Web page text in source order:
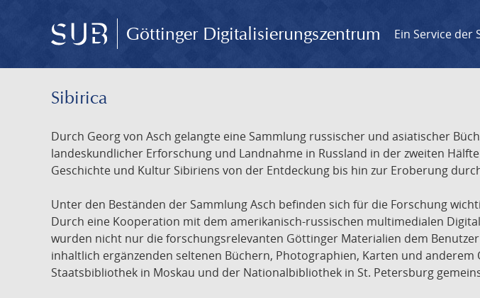
Göttinger Digitalisierungszentrum Ein Service der
Sibirica
Durch Georg von Asch gelangte eine Sammlung russischer und asiatischer
landeskundlicher Erforschung und Landnahme in Russland in der zweiten
Geschichte und Kultur Sibiriens von der Entdeckung bis hin zur Eroberung
Unter den Beständen der Sammlung Asch befinden sich für die Forschung
Durch eine Kooperation mit dem amerikanisch-russischen multimedialen
wurden nicht nur die forschungsrelevanten Göttinger Materialien dem
inhaltlich ergänzenden seltenen Büchern, Photographien, Karten und
Staatsbibliothek in Moskau und der Nationalbibliothek in St. Petersburg